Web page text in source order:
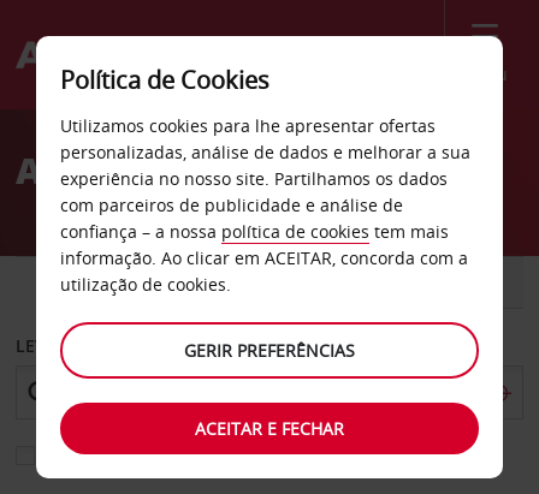
Menu
Welcome
AvisAluguer de carros Oregon
CARRO
LEVANTAR EM
Escolher uma estação de devolução diferente
Política de Cookies
Utilizamos cookies para lhe apresentar ofertas
personalizadas, análise de dados e melhorar a sua
experiência no nosso site. Partilhamos os dados
com parceiros de publicidade e análise de
confiança – a nossa política de cookies tem mais
informação. Ao clicar em ACEITAR, concorda com a
utilização de cookies.
GERIR PREFERÊNCIAS
ACEITAR E FECHAR